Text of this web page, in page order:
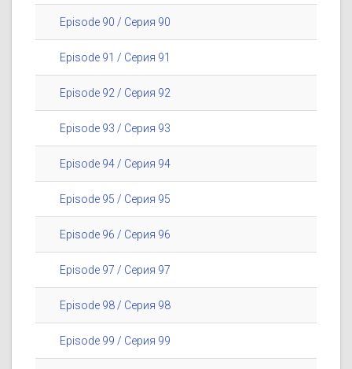
Episode 90 / Серия 90
Episode 91 / Серия 91
Episode 92 / Серия 92
Episode 93 / Серия 93
Episode 94 / Серия 94
Episode 95 / Серия 95
Episode 96 / Серия 96
Episode 97 / Серия 97
Episode 98 / Серия 98
Episode 99 / Серия 99